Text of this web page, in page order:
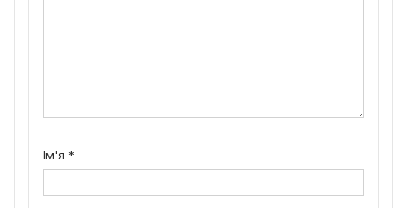
Ім'я *